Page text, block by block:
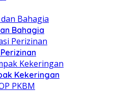
Bahagia
Kekeringan